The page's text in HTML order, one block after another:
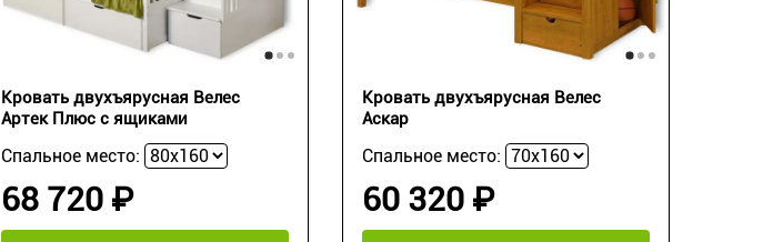
Кровать двухъярусная Велес
Артек Плюс с ящиками
Спальное место:
68 720 ₽
Кровать двухъярусная Велес
Аскар
Спальное место:
60 320 ₽